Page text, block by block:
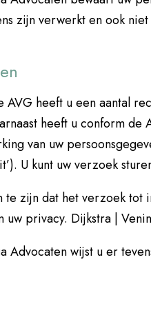
zijn verwerkt en ook
AVG heeft u een aantal
heeft u conform de
van uw
U kunt uw verzoek
te zijn dat het verzoek tot
uw privacy. Dijkstra |
Advocaten wijst u er